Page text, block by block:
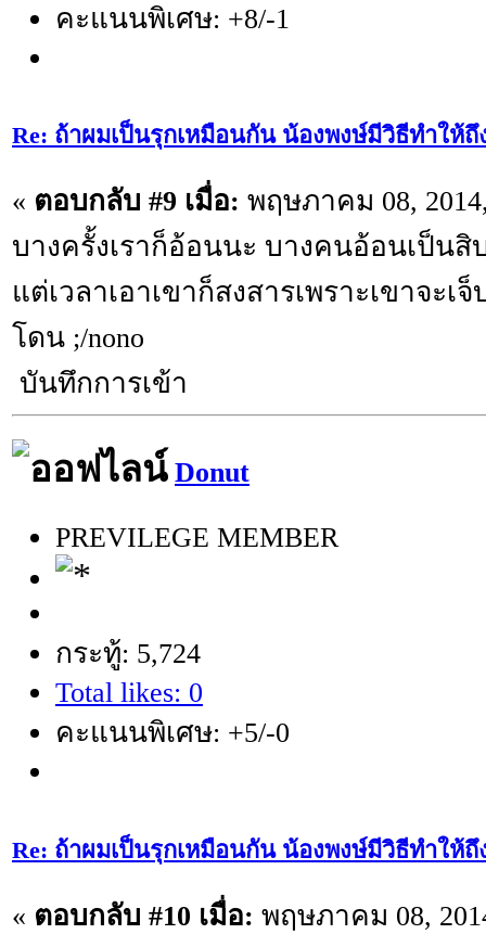
คะแนนพิเศษ: +8/-1
Re: ถ้าผมเป็นรุกเหมือนกัน น้องพงษ์มีวิธีทำให้ถึ
« ตอบกลับ #9 เมื่อ: พฤษภาคม 08,
บางครั้งเราก็อ้อนนะ บางคนอ้อนเป็นสิ
แต่เวลาเอาเขาก็สงสารเพราะเขาจะเ
โดน ;/nono
บันทึกการเข้า
Donut
PREVILEGE MEMBER
กระทู้: 5,724
Total likes: 0
คะแนนพิเศษ: +5/-0
Re: ถ้าผมเป็นรุกเหมือนกัน น้องพงษ์มีวิธีทำให้ถึ
« ตอบกลับ #10 เมื่อ: พฤษภาคม 08,